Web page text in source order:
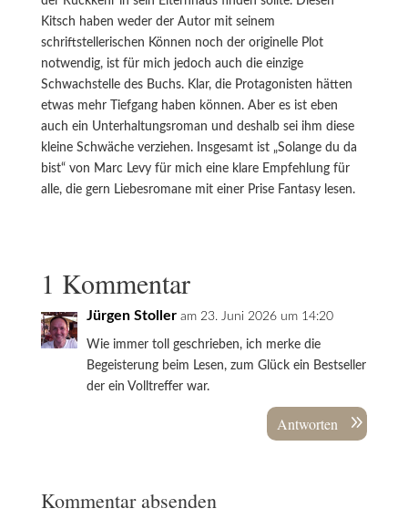
Kitsch haben weder der Autor mit seinem
schriftstellerischen Können noch der originelle Plot
notwendig, ist für mich jedoch auch die einzige
Schwachstelle des Buchs. Klar, die Protagonisten hätten
etwas mehr Tiefgang haben können. Aber es ist eben
auch ein Unterhaltungsroman und deshalb sei ihm diese
kleine Schwäche verziehen. Insgesamt ist „Solange du da
bist“ von Marc Levy für mich eine klare Empfehlung für
alle, die gern Liebesromane mit einer Prise Fantasy lesen.
1 Kommentar
Jürgen Stoller am 23. Juni 2026 um 14:20
Wie immer toll geschrieben, ich merke die
Begeisterung beim Lesen, zum Glück ein Bestseller
der ein Volltreffer war.
Antworten
Kommentar absenden